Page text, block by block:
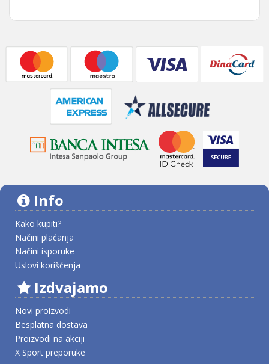
Info
Kako kupiti?
Načini plaćanja
Načini isporuke
Uslovi korišćenja
Izdvajamo
Novi proizvodi
Besplatna dostava
Proizvodi na akciji
X Sport preporuke